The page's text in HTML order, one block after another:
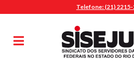
Telefone: (21)
MENU
Sindicalize-se